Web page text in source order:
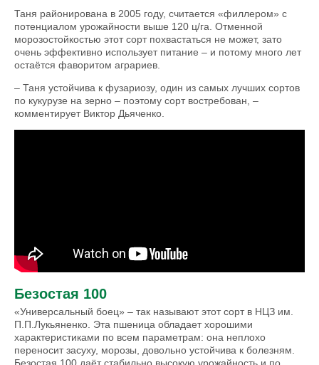
Таня районирована в 2005 году, считается «филлером» с
потенциалом урожайности выше 120 ц/га. Отменной
морозостойкостью этот сорт похвастаться не может, зато
очень эффективно использует питание – и потому много лет
остаётся фаворитом аграриев.
– Таня устойчива к фузариозу, один из самых лучших сортов
по кукурузе на зерно – поэтому сорт востребован, –
комментирует Виктор Дьяченко.
Безостая 100
«Универсальный боец» – так называют этот сорт в НЦЗ им.
П.П.Лукьяненко. Эта пшеница обладает хорошими
характеристиками по всем параметрам: она неплохо
переносит засуху, морозы, довольно устойчива к болезням.